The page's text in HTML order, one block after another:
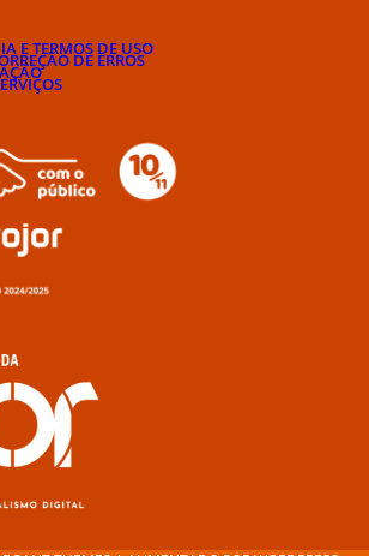
E TERMOS DE USO
DE ERROS